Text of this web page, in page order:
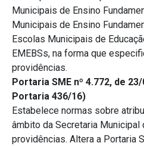
Municipais de Ensino
Municipais de Ensino
Escolas Municipais de
EMEBSs, na forma que
providências.
Portaria SME nº 4.772, de
Portaria 436/16)
Estabelece normas sobre
âmbito da Secretaria Municipal
providências. Altera a Portaria